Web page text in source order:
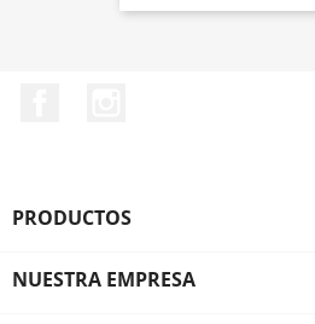
PRODUCTOS
NUESTRA EMPRESA